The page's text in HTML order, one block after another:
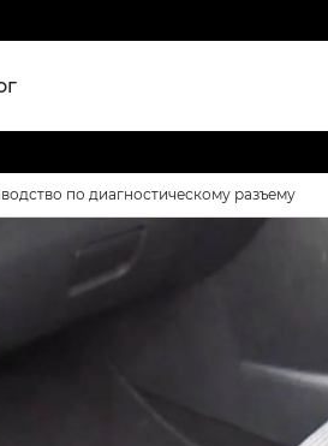
по диагностическому разъему